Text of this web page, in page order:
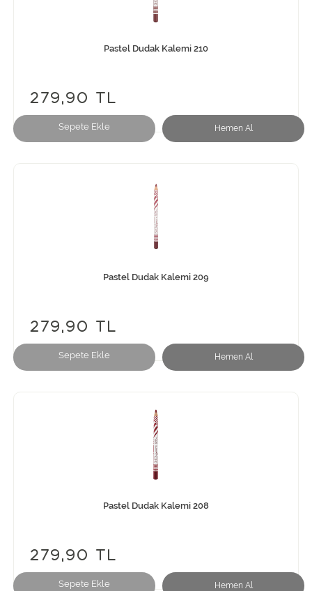
Sepete Ekle Hemen Al
Pastel Dudak Kalemi 210
279,90 TL
Sepete Ekle Hemen Al
Pastel Dudak Kalemi 209
279,90 TL
Sepete Ekle Hemen Al
Pastel Dudak Kalemi 208
279,90 TL